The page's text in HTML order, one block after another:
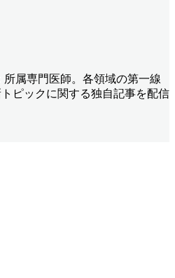
属専門医師。各領域の第一線
ピックに関する独自記事を配信